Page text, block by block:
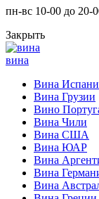
пн-вс 10-00 до 20-
Закрыть
вина
Вина
Вина Грузии
Вино
Вина Чили
Вина США
Вина ЮАР
Вина
Вина
Вина